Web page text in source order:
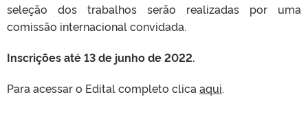
seleção dos trabalhos serão realizadas por uma
comissão internacional convidada.
Inscrições até 13 de junho de 2022.
Para acessar o Edital completo clica aqui.